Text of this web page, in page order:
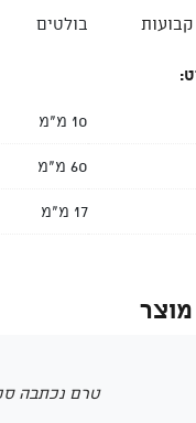
קבועות בולטים
10 מ"מ
60 מ"מ
17 מ"מ
מוצר
טרם נכתבה